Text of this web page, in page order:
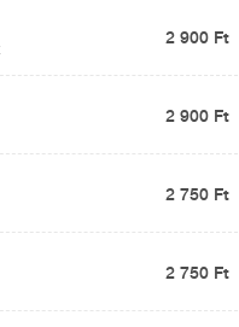
2 900 Ft
2 900 Ft
2 750 Ft
2 750 Ft